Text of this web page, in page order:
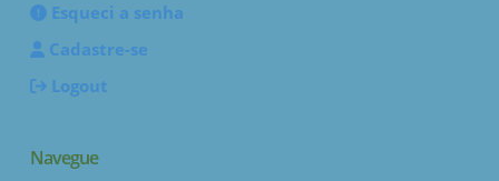
Esqueci a senha
Cadastre-se
Logout
Navegue